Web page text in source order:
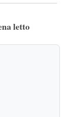
letto